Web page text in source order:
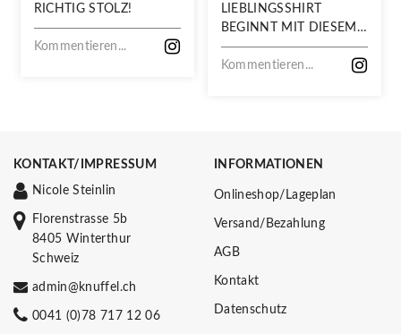
RICHTIG STOLZ!
Kommentieren...
LIEBLINGSSHIRT
BEGINNT MIT DIESEM
STOFF
Kommentieren...
KONTAKT/IMPRESSUM
Nicole Steinlin
Florenstrasse 5b
8405 Winterthur
Schweiz
admin@knuffel.ch
0041 (0)78 717 12 06
INFORMATIONEN
Onlineshop/Lageplan
Versand/Bezahlung
AGB
Kontakt
Datenschutz